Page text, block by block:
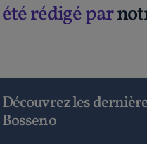
rédigé par
Découvrez les
Bosseno